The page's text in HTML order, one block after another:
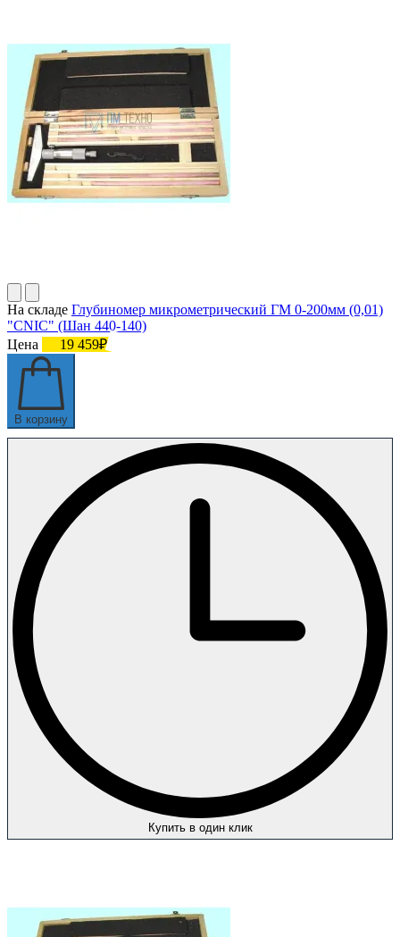
На складе Глубиномер микрометрический ГМ 0-200мм (0,01)
"CNIC" (Шан 440-140)
Цена
19 459₽
В корзину
Купить в один клик